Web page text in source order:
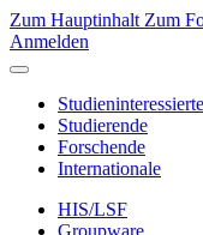
Zum Hauptinhalt Zum
Anmelden
Studieninteressierte
Studierende
Forschende
Internationale
HIS/LSF
Groupware